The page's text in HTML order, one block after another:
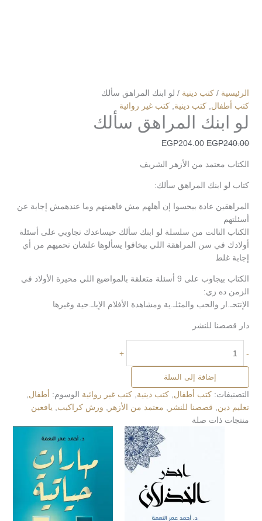
الرئيسية / كتب دينية / لو ابنك المراهق سألك
كتب أطفال كتب دينية كتب غير روائية
لو ابنك المراهق سألك
EGP240.00
EGP204.00
الكتاب معتمد من الأزهر الشريف
كتاب لو ابنك المراهق سألك:
المراهقين عادة بيحسوا إن أهلهم مش فاهمنهم وما عندهمش إجابة عن
أسئلتهم
الكتاب التالت من سلسلة لو ابنك سألك حيساعدك تجاوبي على أسئلة
أولادك في سن المراهقة اللي بيخافوا يسألوها علشان نحميهم من أي
إجابة غلط
الكتاب بيجاوب على 9 أسئلة متعلقة بالمواضيع اللي محيرة الأولاد في
الزمن ده زي:
الإنتحـ.ار والحب والمثلـ.ية ومشاهدة الأفلام الإباـ.حية وغيرها
دار قصصنا للنشر
-
+
إضافة إلى السلة
التصنيفات: كتب أطفال كتب دينية كتب غير روائية الوسوم: أطفال
تعليم دين
قصصنا للنشر معتمد من الأزهر ورش كراكيب
يافعين
منتجات ذات صلة